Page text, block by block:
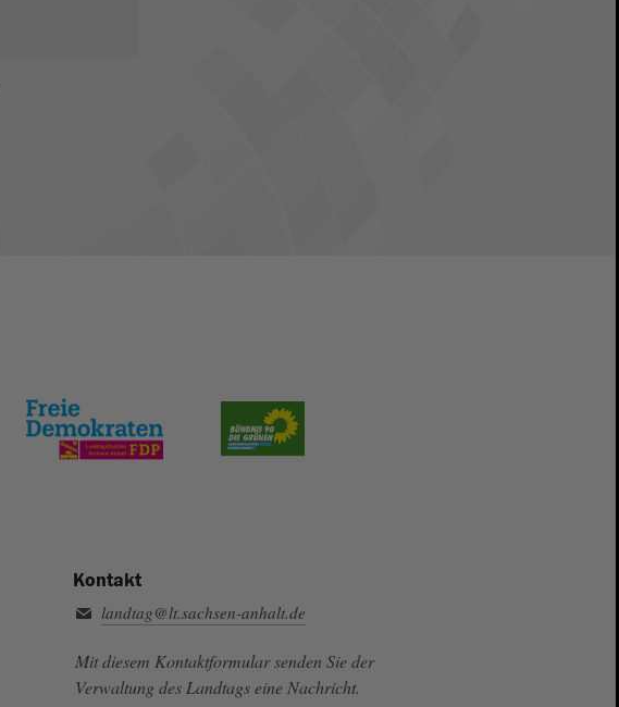
Kontakt
landtag@lt.sachsen-anhalt.de
Mit diesem Kontaktformular senden Sie der
Verwaltung des Landtags eine Nachricht.